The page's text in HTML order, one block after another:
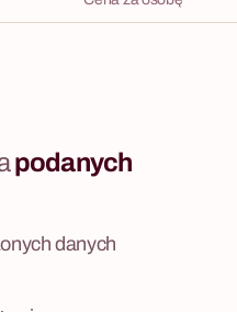
podanych
danych